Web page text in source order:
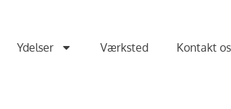
Ydelser Værksted Kontakt os